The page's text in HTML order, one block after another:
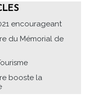
encourageant
du Mémorial de
booste la